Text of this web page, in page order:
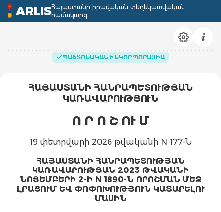
ARLISՀայաստանի իրավական տեղեկատվական
համակարգ
ՊԱՇՏՈՆԱԿԱՆ ԻՆԿՈՐՊՈՐԱՑԻԱ
ՀԱՅԱՍՏԱՆԻ ՀԱՆՐԱՊԵՏՈՒԹՅԱՆ
ԿԱՌԱՎԱՐՈՒԹՅՈՒՆ
Ո Ր Ո Շ ՈՒ Մ
19 փետրվարի 2026 թվականի N 177-Ն
ՀԱՅԱՍՏԱՆԻ ՀԱՆՐԱՊԵՏՈՒԹՅԱՆ
ԿԱՌԱՎԱՐՈՒԹՅԱՆ 2023 ԹՎԱԿԱՆԻ
ՆՈՅԵՄԲԵՐԻ 2-Ի N 1890-Ն ՈՐՈՇՄԱՆ ՄԵՋ
ԼՐԱՑՈՒՄ ԵՎ ՓՈՓՈԽՈՒԹՅՈՒՆ ԿԱՏԱՐԵԼՈՒ
ՄԱՍԻՆ